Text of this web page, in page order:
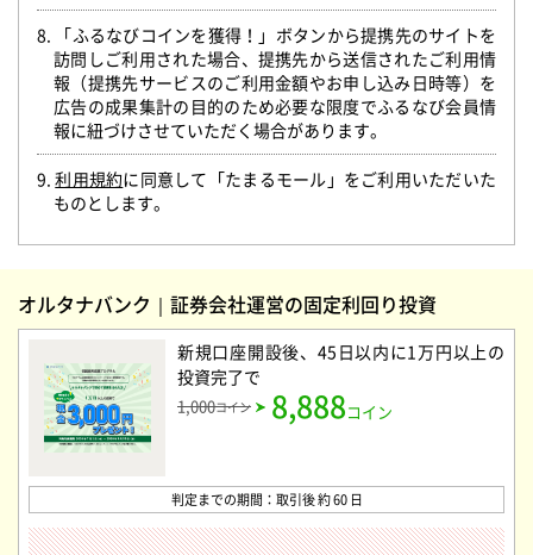
8. 「ふるなびコインを獲得！」ボタンから提携先のサイトを
訪問しご利用された場合、提携先から送信されたご利用情
報（提携先サービスのご利用金額やお申し込み日時等）を
広告の成果集計の目的のため必要な限度でふるなび会員情
報に紐づけさせていただく場合があります。
9.利用規約に同意して「たまるモール」をご利用いただいた
ものとします。
オルタナバンク｜証券会社運営の固定利回り投資
新規口座開設後、45日以内に1万円以上の
投資完了で
1,000コイン 8,888コイン
判定までの期間：取引後 約 60 日